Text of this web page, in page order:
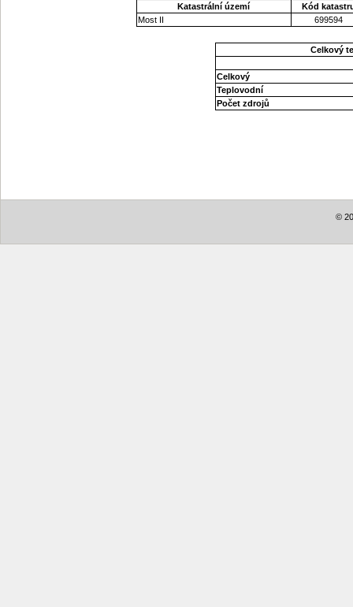
Katastrální území
Kód
Most II
699594
Celkový
Celkový
Teplovodní
Počet zdrojů
©